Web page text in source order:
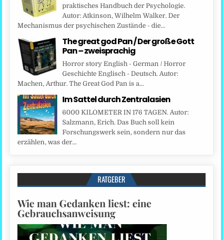
praktisches Handbuch der Psychologie.
Autor: Atkinson, Wilhelm Walker. Der
Mechanismus der psychischen Zustände - die...
The great god Pan / Der große Gott
Pan – zweisprachig
Horror story English - German / Horror
Geschichte Englisch - Deutsch. Autor:
Machen, Arthur. The Great God Pan is a...
Im Sattel durch Zentralasien
6000 KILOMETER IN 176 TAGEN. Autor:
Salzmann, Erich. Das Buch soll kein
Forschungswerk sein, sondern nur das
erzählen, was der...
RATGEBER
Wie man Gedanken liest: eine
Gebrauchsanweisung